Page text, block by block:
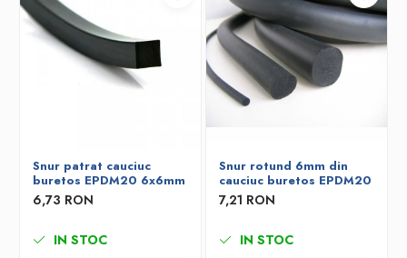
Snur patrat cauciuc
buretos EPDM20 6x6mm
6,73 RON
IN STOC
Snur rotund 6mm din
cauciuc buretos EPDM20
7,21 RON
IN STOC